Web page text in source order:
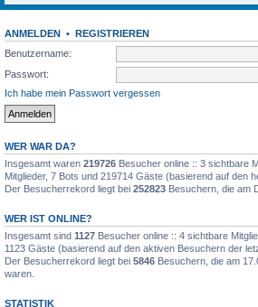
ANMELDEN • REGISTRIEREN
Benutzername:
Passwort:
Ich habe mein Passwort vergessen
WER WAR DA?
Insgesamt waren 219726 Besucher online :: 3 sichtbare
Mitglieder, 7 Bots und 219714 Gäste (basierend auf den
Der Besucherrekord liegt bei 252823 Besuchern, die am
WER IST ONLINE?
Insgesamt sind 1127 Besucher online :: 4 sichtbare
1123 Gäste (basierend auf den aktiven Besuchern der
Der Besucherrekord liegt bei 5846 Besuchern, die am
waren.
STATISTIK